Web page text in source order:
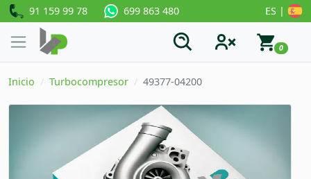
91 159 99 78 699 863 480 ES |
0
Inicio Turbocompresor 49377-04200